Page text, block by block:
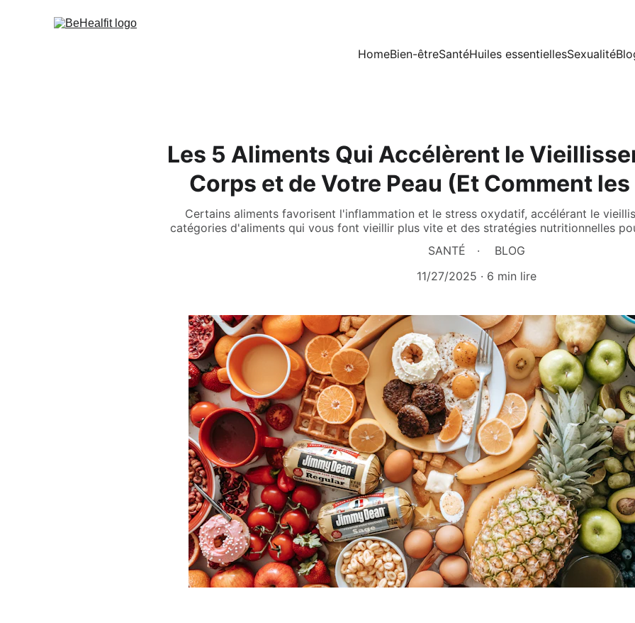
HomeBien-êtreSantéHuiles essentiellesSexualité
Les 5 Aliments Qui Accélèrent le
Corps et de Votre Peau (Et Comment
Certains aliments favorisent l'inflammation et le stress oxydatif, accélérant le
catégories d'aliments qui vous font vieillir plus vite et des stratégies nutritionnelles
SANTÉ
BLOG
11/27/2025
6 min lire